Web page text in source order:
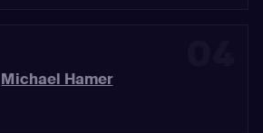
Michael Hamer